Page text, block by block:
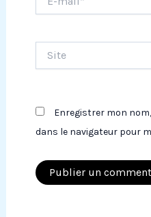
mail*
Enregistrer mon
dans le navigateur pour